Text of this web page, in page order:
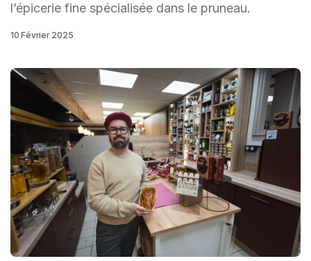
l’épicerie fine spécialisée dans le pruneau.
10 Février 2025